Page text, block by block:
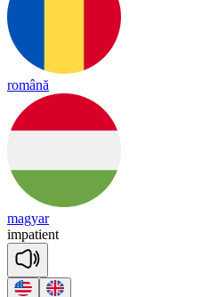
română
magyar
impatient